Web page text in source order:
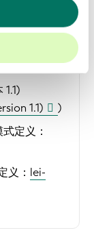
(Version
：
1.1)
)
定义：
义： lei-